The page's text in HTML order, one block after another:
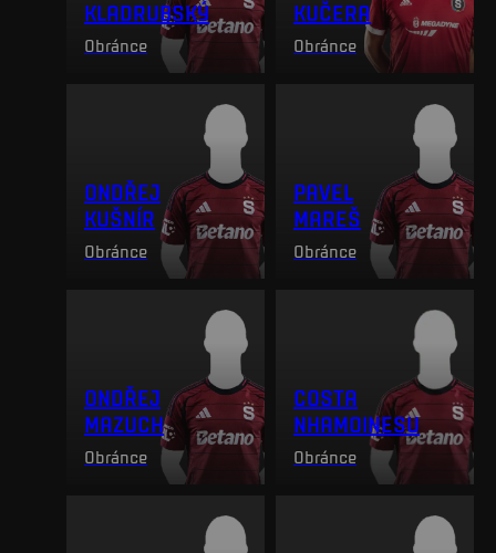
KLADRUBSKÝ
Obránce
KUČERA
Obránce
ONDŘEJ
KUŠNÍR
Obránce
PAVEL
MAREŠ
Obránce
ONDŘEJ
MAZUCH
Obránce
COSTA
NHAMOINESU
Obránce